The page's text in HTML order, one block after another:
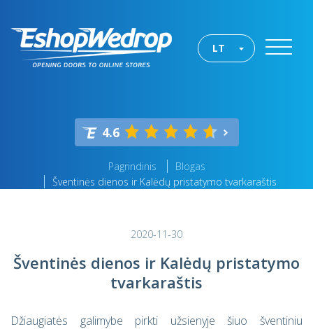
LT
4.6
Pagrindinis
Blogas
Šventinės dienos ir Kalėdų pristatymo tvarkaraštis
2020-11-30
Šventinės dienos ir Kalėdų pristatymo
tvarkaraštis
Džiaugiatės galimybe pirkti užsienyje šiuo šventiniu